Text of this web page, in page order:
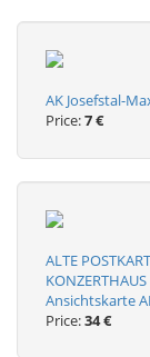
AK Josefstal-
Price:7 €
ALTE
Ansichtskarte
Price:34 €